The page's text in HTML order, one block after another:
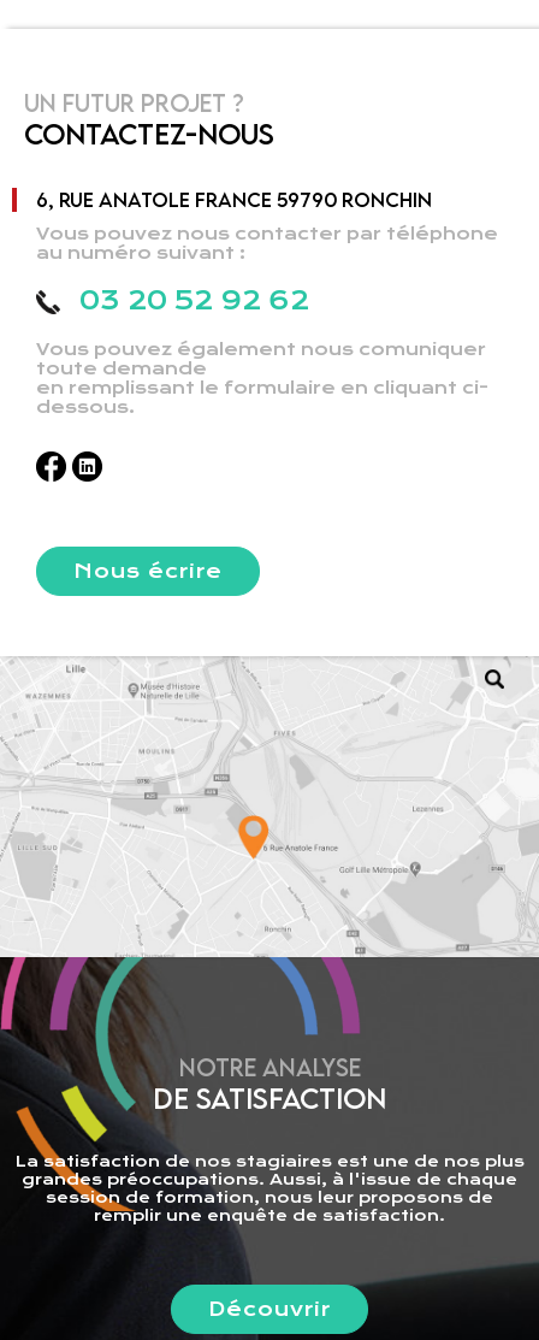
UN FUTUR PROJET ?
CONTACTEZ-NOUS
6, RUE ANATOLE FRANCE 59790 RONCHIN
Vous pouvez nous contacter par téléphone
au numéro suivant :
03 20 52 92 62
Vous pouvez également nous comuniquer
toute demande
en remplissant le formulaire en cliquant ci-
dessous.
Nous écrire
NOTRE ANALYSE
DE SATISFACTION
La satisfaction de nos stagiaires est une de nos plus
grandes préoccupations. Aussi, à l'issue de chaque
session de formation, nous leur proposons de
remplir une enquête de satisfaction.
Découvrir